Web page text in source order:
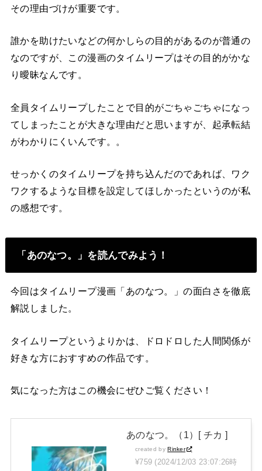
その理由づけが重要です。
誰かを助けたいなどの何かしらの目的があるのが普通の
なのですが、この漫画のタイムリープはその目的がかな
り曖昧なんです。
全員タイムリープしたことで目的がごちゃごちゃになっ
てしまったことが大きな理由だと思いますが、起承転結
がわかりにくいんです。。
せっかくのタイムリープを持ち込んだのであれば、ワク
ワクするような目標を設定してほしかったというのが私
の感想です。
「あのなつ。」を読んでみよう！
今回はタイムリープ漫画「あのなつ。」の面白さを徹底
解説しました。
タイムリープというよりかは、ドロドロした人間関係が
好きな方におすすめの作品です。
気になった方はこの機会にぜひご覧ください！
あのなつ。（1）[ チカ ]
created byRinker
¥759 (2024/12/03 23:07:26時